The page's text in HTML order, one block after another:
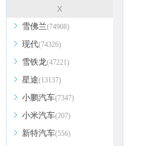
X
雪佛兰(74908)
现代(74326)
雪铁龙(47221)
星途(13137)
小鹏汽车(7347)
小米汽车(207)
新特汽车(556)